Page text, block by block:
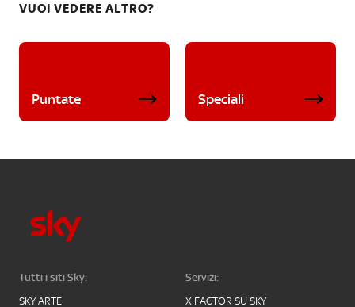
VUOI VEDERE ALTRO?
Puntate Speciali
Tutti i siti Sky:
SKY ARTE
Servizi:
X FACTOR SU SKY